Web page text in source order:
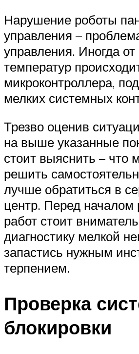
Нарушение роботы
управления –
управления. Иногда
температур
микроконтроллера,
мелких системных
Трезво оценив
на выше указанные
стоит выяснить – что
решить
лучше обратиться в
центр. Перед началом
работ стоит
диагностику мелкой
запастись нужным
терпением.
Проверка
блокировки